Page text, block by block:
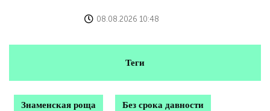
08.08.2026 10:48
Теги
Знаменская роща Без срока давности